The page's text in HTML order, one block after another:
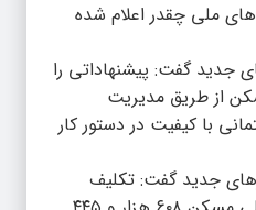
ملی چقدر اعلام شده
گفت: پیشنهاداتی را
از طریق مدیریت
با کیفیت در دستور کار
جدید گفت: تکلیف